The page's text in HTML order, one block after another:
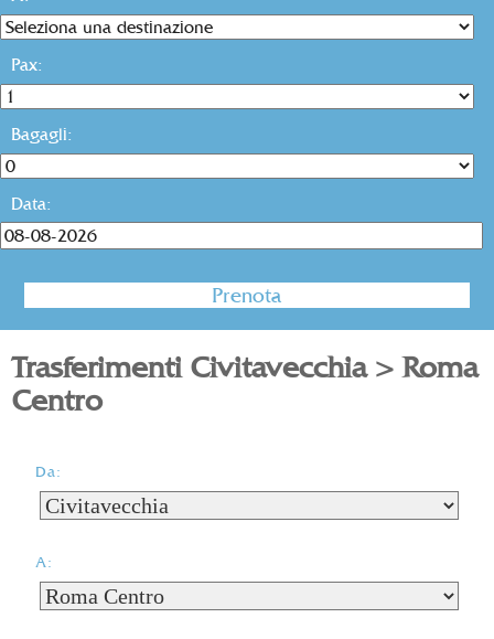
Pax:
Bagagli:
Data:
Trasferimenti Civitavecchia > Roma
Centro
Da:
A: